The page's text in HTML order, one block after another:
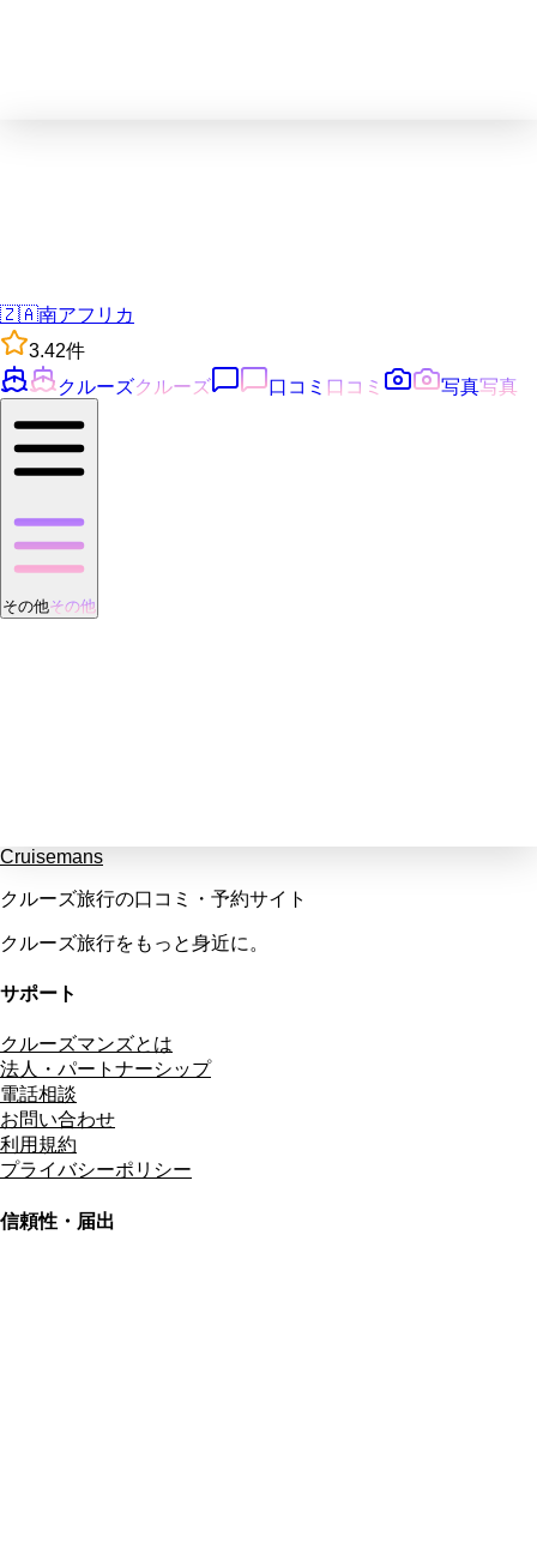
🇿🇦南アフリカ
3.42件
クルーズクルーズ 口コミ 口コミ 写真写真
その他その他
Cruisemans
クルーズ旅行の口コミ・予約サイト
クルーズ旅行をもっと身近に。
サポート
クルーズマンズとは
法人・パートナーシップ
電話相談
お問い合わせ
利用規約
プライバシーポリシー
信頼性・届出